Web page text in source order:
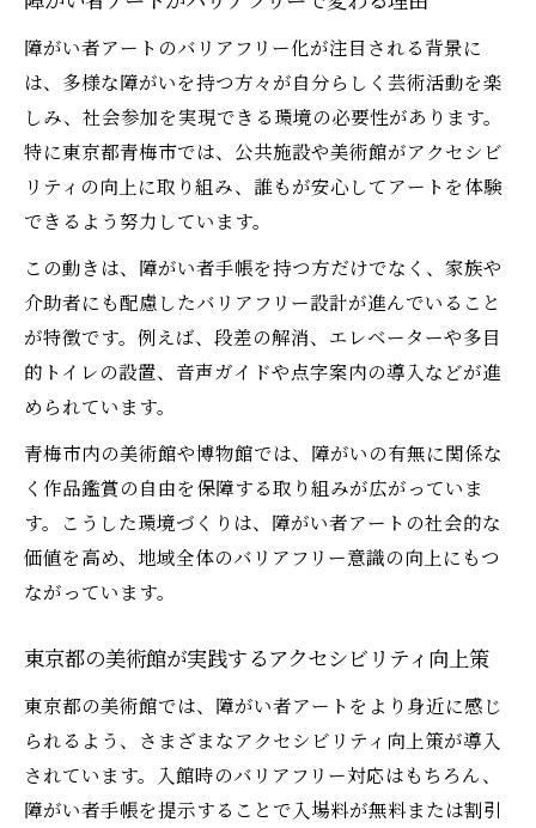
障がい者アートのバリアフリー化が注目される背景に
は、多様な障がいを持つ方々が自分らしく芸術活動を楽
しみ、社会参加を実現できる環境の必要性があります。
特に東京都青梅市では、公共施設や美術館がアクセシビ
リティの向上に取り組み、誰もが安心してアートを体験
できるよう努力しています。
この動きは、障がい者手帳を持つ方だけでなく、家族や
介助者にも配慮したバリアフリー設計が進んでいること
が特徴です。例えば、段差の解消、エレベーターや多目
的トイレの設置、音声ガイドや点字案内の導入などが進
められています。
青梅市内の美術館や博物館では、障がいの有無に関係な
く作品鑑賞の自由を保障する取り組みが広がっていま
す。こうした環境づくりは、障がい者アートの社会的な
価値を高め、地域全体のバリアフリー意識の向上にもつ
ながっています。
東京都の美術館が実践するアクセシビリティ向上策
東京都の美術館では、障がい者アートをより身近に感じ
られるよう、さまざまなアクセシビリティ向上策が導入
されています。入館時のバリアフリー対応はもちろん、
障がい者手帳を提示することで入場料が無料または割引